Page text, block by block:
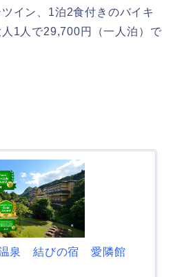
イン、1泊2食付きのバイキ
1人で29,700円（一人泊）で
泉 結びの宿 愛隣館